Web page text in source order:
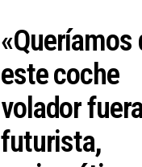
«Queríamos
este coche
volador
futurista,